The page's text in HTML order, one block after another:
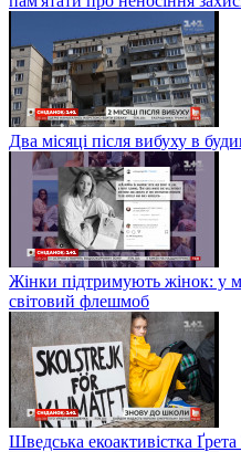
Два місяці після вибуху в
Жінки підтримують жінок: у
світовий флешмоб
Шведська екоактивістка